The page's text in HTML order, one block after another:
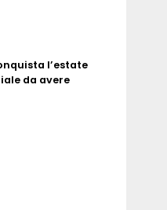
l’estate
da avere